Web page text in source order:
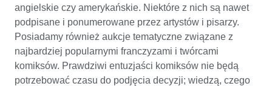
angielskie czy amerykańskie. Niektóre z nich są nawet
podpisane i ponumerowane przez artystów i pisarzy.
Posiadamy również aukcje tematyczne związane z
najbardziej popularnymi franczyzami i twórcami
komiksów. Prawdziwi entuzjaści komiksów nie będą
potrzebować czasu do podjęcia decyzji; wiedzą, czego